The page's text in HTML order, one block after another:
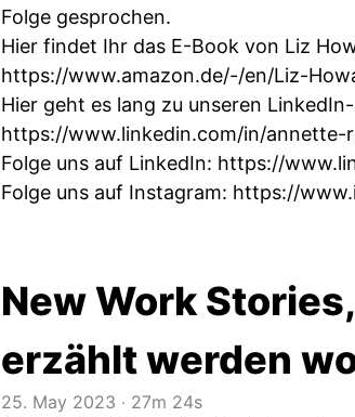
Folge gesprochen.
Hier findet Ihr das E-Book von Liz
https://www.amazon.de/-/en/Liz-
Hier geht es lang zu unseren
https://www.linkedin.com/in/annette-
Folge uns auf LinkedIn: https://
Folge uns auf Instagram: https://
New Work
erzählt werden
25. May 2023 ‧ 27m 24s